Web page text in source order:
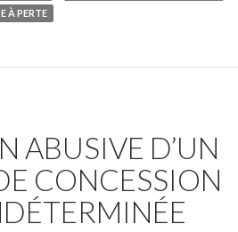
À PERTE
ABUSIVE D’UN
CONCESSION